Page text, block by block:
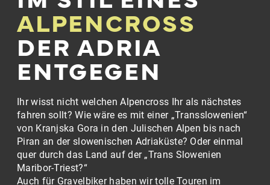
ALPENCROSS
DER ADRIA
ENTGEGEN
Ihr wisst nicht welchen Alpencross Ihr als nächstes
fahren sollt? Wie wäre es mit einer „Transslowenien“
von Kranjska Gora in den Julischen Alpen bis nach
Piran an der slowenischen Adriaküste? Oder einmal
quer durch das Land auf der „Trans Slowenien
Maribor-Triest?“
Auch für Gravelbiker haben wir tolle Touren im